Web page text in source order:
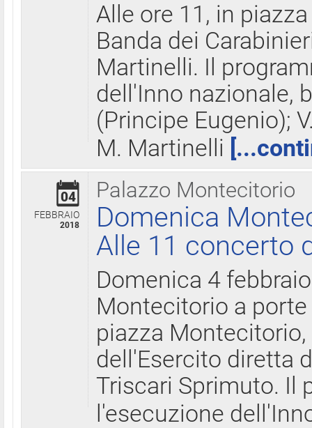
Alle ore 11, in
Banda dei
Martinelli. Il
dell'Inno nazionale,
(Principe Eugenio);
M. Martinelli
Palazzo Montecitorio
04
FEBBRAIO
2018
Domenica
Alle 11 concerto
Domenica 4
Montecitorio a
piazza
dell'Esercito diretta
Triscari Sprimuto. Il
l'esecuzione